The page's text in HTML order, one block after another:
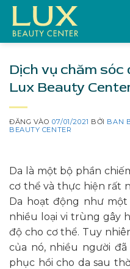
Bỏ
qua
nội
Dịch vụ chăm sóc
Lux Beauty
ĐĂNG VÀO07/01/2021 BỞI BAN
BEAUTY CENTER
Da là một bộ phần
cơ thể và thực hiện rất
Da hoạt động như
nhiều loại vi trùng gây
độ cho cơ thể. Tuy
của nó, nhiều người
phục hồi cho da sau